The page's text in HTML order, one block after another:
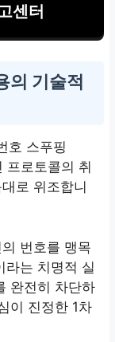
센터
의 기술적
호 스푸핑
프로토콜의 취
로 위조합니
번호를 맹목
라는 치명적 실
완전히 차단하
이 진정한 1차